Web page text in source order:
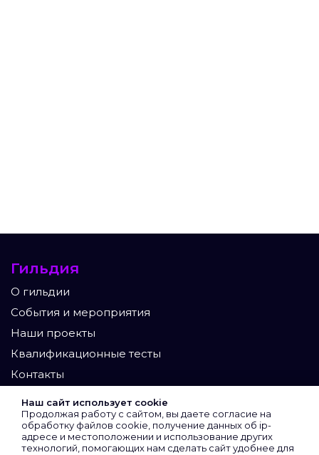
Гильдия
О гильдии
События и мероприятия
Наши проекты
Квалификационные тесты
Контакты
Участники
Экспертный клуб
Сертифицированные
Наш сайт использует cookie
Продолжая работу с сайтом, вы даете согласие на
обработку файлов cookie, получение данных об ip-
адресе и местоположении и использование других
технологий, помогающих нам сделать сайт удобнее для